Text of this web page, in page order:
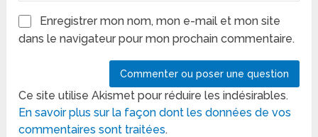
Enregistrer mon nom, mon e-mail et mon site
dans le navigateur pour mon prochain commentaire.
Ce site utilise Akismet pour réduire les indésirables.
En savoir plus sur la façon dont les données de vos
commentaires sont traitées.